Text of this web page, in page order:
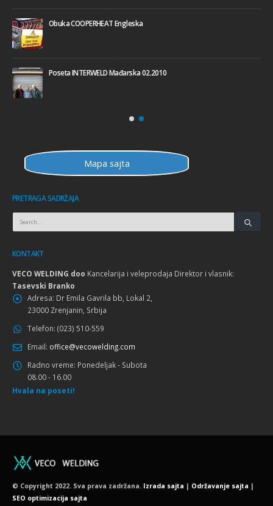
Obuka COOPERHEAT Engleska
Poseta INTERWELD Mađarska 02.2010
Mapa sajta
PRETRAGA SADRŽAJA
KONTAKT
VECO WELDING doo Kancelarija i veleprodaja Direktor i vlasnik:
Tasevski Branko
Adresa: Dr Emila Gavrila bb, Lokal 2,
23000 Zrenjanin, Srbija
Telefon: (023) 510-559
Email: office@vecowelding.com
Radno vreme: Ponedeljak - Subota
08.00 - 16.00
Hvala na poseti!
© Copyright 2022. Sva prava zadržana. Izrada sajta | Održavanje sajta |
SEO optimizacija sajta